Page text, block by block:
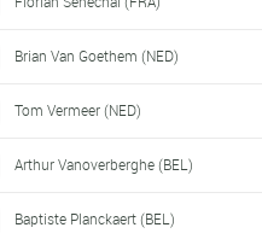
Brian Van Goethem (NED)
Tom Vermeer (NED)
Arthur Vanoverberghe (BEL)
Baptiste Planckaert (BEL)